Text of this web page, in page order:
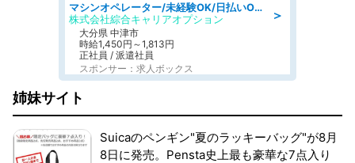
＞
マシンオペレーター/未経験OK/日払いOK/交替制/20・30・40代活躍中/製造 工場
株式会社綜合キャリアオプション
大分県 中津市
時給1,450円～1,813円
正社員 / 派遣社員
スポンサー：求人ボックス
姉妹サイト
Suicaのペンギン"夏のラッキーバッグ"が8月
8日に発売。Pensta史上最も豪華な7点入り